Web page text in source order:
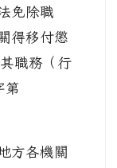
免除職
得移付懲
職務（行
第
方各機關